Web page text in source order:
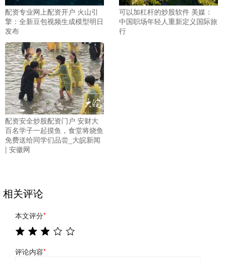
配资专业网上配资开户 火山引
擎：全新豆包视频生成模型明日
发布
可以加杠杆的炒股软件 美媒：
中国职场年轻人重新定义国际旅
行
配资安全炒股配资门户 安财大
百名学子一起摸鱼，食堂将烧鱼
免费送给同学们品尝_大皖新闻
| 安徽网
相关评论
本文评分*
评论内容*